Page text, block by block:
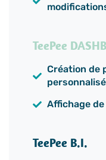
TeePee
Création de
Affichage
TeePee B.I.